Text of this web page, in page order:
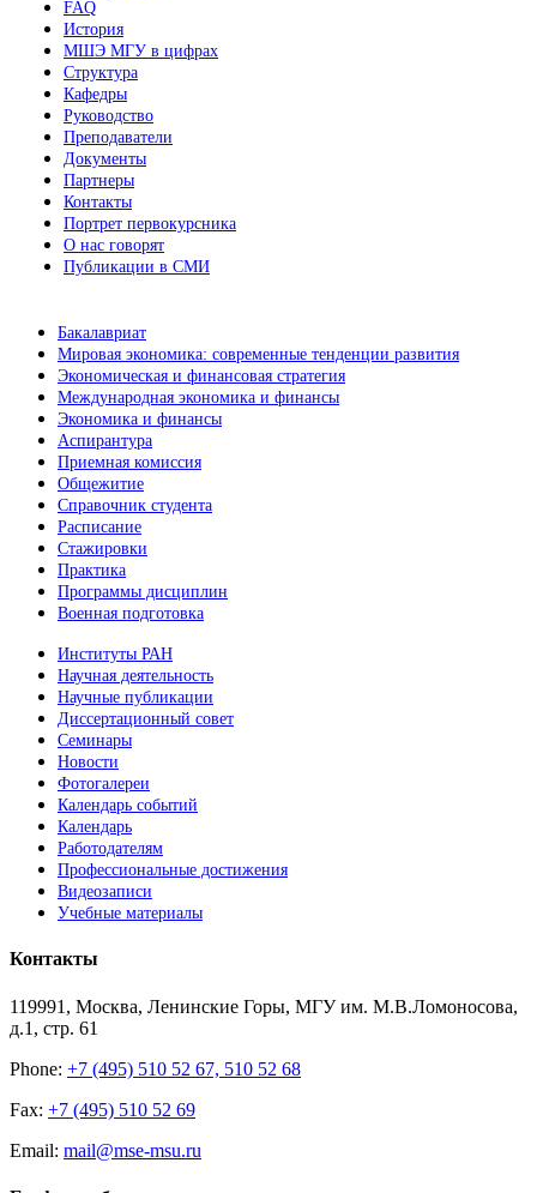
FAQ
История
МШЭ МГУ в цифрах
Структура
Кафедры
Руководство
Преподаватели
Документы
Партнеры
Контакты
Портрет первокурсника
О нас говорят
Публикации в СМИ
Бакалавриат
Мировая экономика: современные тенденции развития
Экономическая и финансовая стратегия
Международная экономика и финансы
Экономика и финансы
Аспирантура
Приемная комиссия
Общежитие
Справочник студента
Расписание
Стажировки
Практика
Программы дисциплин
Военная подготовка
Институты РАН
Научная деятельность
Научные публикации
Диссертационный совет
Семинары
Новости
Фотогалереи
Календарь событий
Календарь
Работодателям
Профессиональные достижения
Видеозаписи
Учебные материалы
Контакты
119991, Москва, Ленинские Горы, МГУ им. М.В.Ломоносова,
д.1, стр. 61
Phone: +7 (495) 510 52 67, 510 52 68
Fax: +7 (495) 510 52 69
Email: mail@mse-msu.ru